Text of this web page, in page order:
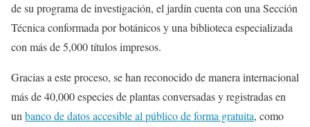
de su programa de investigación, el jardín cuenta con una Sección
Técnica conformada por botánicos y una biblioteca especializada
con más de 5,000 títulos impresos.
Gracias a este proceso, se han reconocido de manera internacional
más de 40,000 especies de plantas conversadas y registradas en
un banco de datos accesible al público de forma gratuita, como